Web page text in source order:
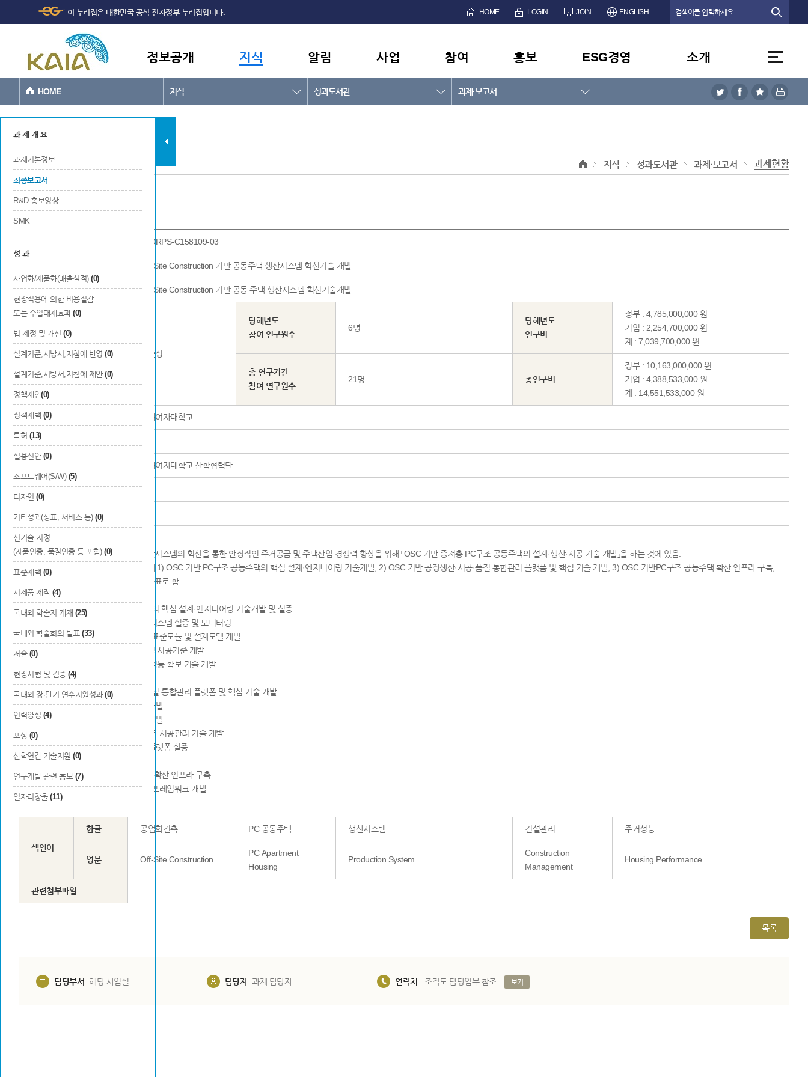
본문바로가기
이 누리집은 대한민국 공식 전자정부 누리집입니다. HOME LOGIN JOIN ENGLISH
정보공개 지식 알림 사업 참여 홍보 ESG경영 소개
HOME 지식 성과도서관 과제·보고서
지식
지식 성과도서관 과제·보고서 과제현황
과 제 개 요
과제기본정보
최종보고서
R&D 홍보영상
SMK
성 과
사업화/제품화(매출실적) (0)
현장적용에 의한 비용절감
또는 수입대체효과 (0)
법 제정 및 개선 (0)
설계기준,시방서,지침에 반영 (0)
설계기준,시방서,지침에 제안 (0)
정책제안(0)
정책채택 (0)
특허 (13)
실용신안 (0)
소프트웨어(S/W) (5)
디자인 (0)
기타성과(상표, 서비스 등) (0)
신기술 지정
(제품인증, 품질인증 등 포함) (0)
표준채택 (0)
시제품 제작 (4)
국내외 학술지 게재 (25)
국내외 학술회의 발표 (33)
저술 (0)
현장시험 및 검증 (4)
국내외 장·단기 연수지원성과 (0)
인력양성 (4)
포상 (0)
산학연간 기술지원 (0)
연구개발 관련 홍보 (7)
일자리창출 (11)
최종보고서
22ORPS-C158109-03
연구사업명 Off-Site Construction 기반 공동주택 생산시스템 혁신기술 개발
연구과제명 Off-Site Construction 기반 공동 주택 생산시스템 혁신기술개발
연구책임자 이준성
당해년도
참여 연구원수
6명
당해년도
연구비
정부 : 4,785,000,000 원
기업 : 2,254,700,000 원
계 : 7,039,700,000 원
총 연구기간
참여 연구원수
21명 총연구비
정부 : 10,163,000,000 원
기업 : 4,388,533,000 원
계 : 14,551,533,000 원
연구기관명 및 소속부서 이화여자대학교
참여기업명
참여연구기관명 이화여자대학교 산학협력단
등록 발간번호 -
ISBN
본 연구의 최종 목표는 공동주택 생산시스템의 혁신을 통한 안정적인 주거공급 및 주택산업 경쟁력 향상을 위해 「OSC 기반 중저층 PC구조 공동주택의 설계·생산·시공 기술 개발」을 하는 것에 있음.
본 연구의 최종 목표를 달성하기 위해 1) OSC 기반 PC구조 공동주택의 핵심 설계·엔지니어링 기술개발, 2) OSC 기반 공장생산·시공·품질 통합관리 플랫폼 및 핵심 기술 개발, 3) OSC 기반PC구조 공동주택 확산 인프라 구축,
4) 연구개발 성과의 실증화 수행을 목표로 함.
[1세부] OSC 기반 PC구조 공동주택의 핵심 설계·엔지니어링 기술개발 및 실증
● OSC 기반 PC구조 공동주택 생산시스템 실증 및 모니터링
● OSC 기반 PC구조 공동주택 최적 표준모듈 및 설계모델 개발
● PC구조 공동주택의 접합부 설계 및 시공기준 개발
● OSC 기반 PC구조 공동주택 주거성능 확보 기술 개발
[2세부] OSC 기반 공장생산·시공·품질 통합관리 플랫폼 및 핵심 기술 개발
● OSC 기반 통합관리 플랫폼 기술 개발
● OSC 공장 스마트 생산관리 기술 개발
● OSC 기반 PC구조 공동주택 스마트 시공관리 기술 개발
● OSC 기반 요소기술 및 통합관리 플랫폼 실증
[3세부] OSC 기반 PC구조 공동주택 확산 인프라 구축
● OSC 기반 PC구조 공동주택 확산 프레임워크 개발
색인어
한글 공업화건축 PC 공동주택 생산시스템 건설관리 주거성능
영문 Off-Site Construction
PC Apartment
Housing
Production System
Construction
Management
Housing Performance
관련첨부파일
목록
담당부서 해당 사업실 담당자 과제 담당자 연락처 조직도 담당업무 참조 보기